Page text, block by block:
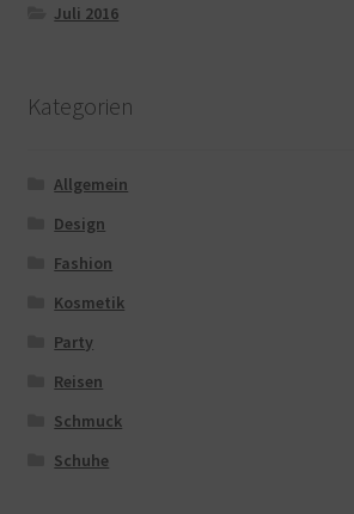
Juli 2016
Kategorien
Allgemein
Design
Fashion
Kosmetik
Party
Reisen
Schmuck
Schuhe